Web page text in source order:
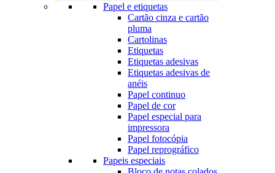
Papel e etiquetas
Cartão cinza e cartão
pluma
Cartolinas
Etiquetas
Etiquetas adesivas
Etiquetas adesivas de
anéis
Papel continuo
Papel de cor
Papel especial para
impressora
Papel fotocópia
Papel reprográfico
Papeis especiais